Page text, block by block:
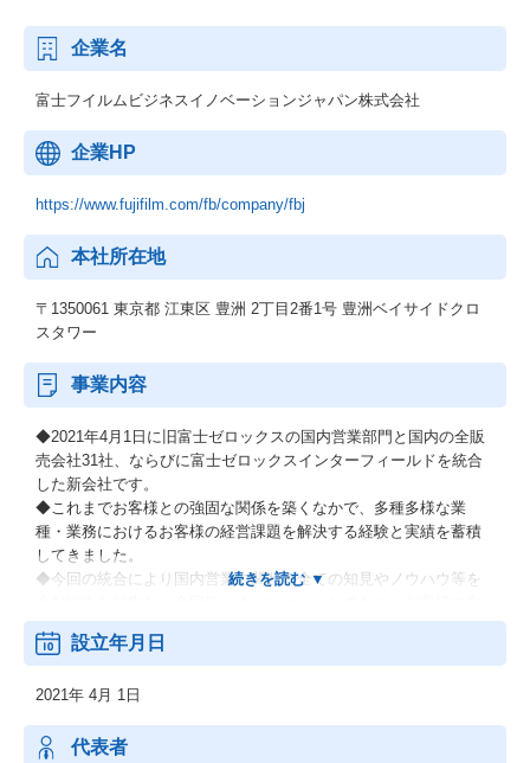
企業名
富士フイルムビジネスイノベーションジャパン株式会社
企業HP
https://www.fujifilm.com/fb/company/fbj
本社所在地
〒1350061 東京都 江東区 豊洲 2丁目2番1号 豊洲ベイサイドクロ
スタワー
事業内容
◆2021年4月1日に旧富士ゼロックスの国内営業部門と国内の全販
売会社31社、ならびに富士ゼロックスインターフィールドを統合
した新会社です。
◆これまでお客様との強固な関係を築くなかで、多種多様な業
種・業務におけるお客様の経営課題を解決する経験と実績を蓄積
してきました。
◆今回の統合により国内営業に関わる全ての知見やノウハウ等を
けて新たな価値提供を加速し、これまで以上に迅速かつダイナミ
ックにお客様のニーズにお応えします。
・オフィスソリューション事業
・グラフィックコミュニケーション事業
・ビジネスソリューション事業
設立年月日
2021年 4月 1日
代表者